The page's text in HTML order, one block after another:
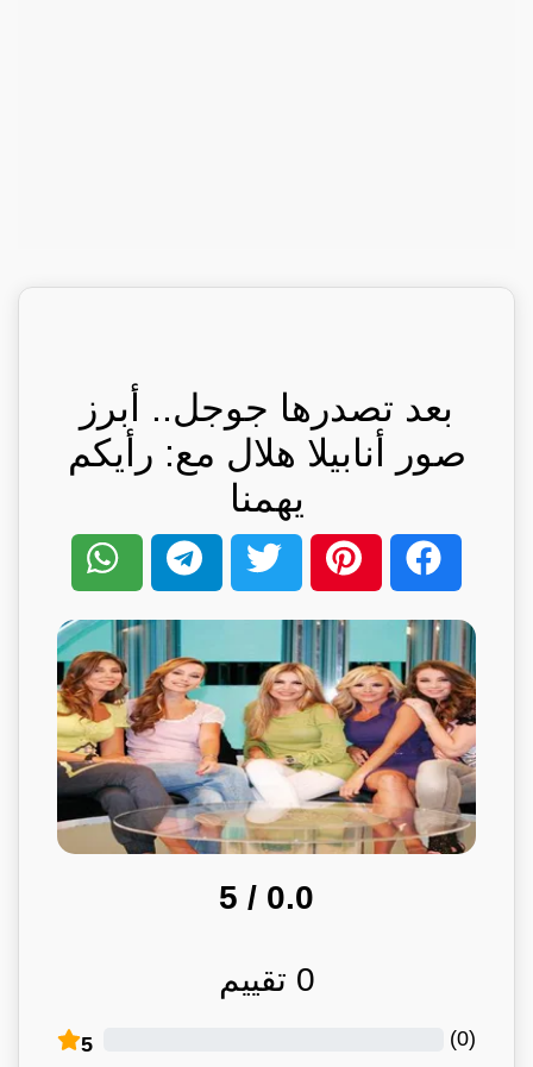
بعد تصدرها جوجل.. أبرز
صور أنابيلا هلال مع: رأيكم
يهمنا
0.0
/ 5
0 تقييم
5 (
0
)